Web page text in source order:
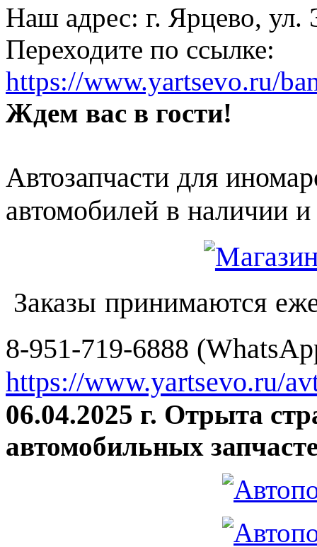
Наш адрес: г. Ярцево, ул.
Переходите по ссылке:
https://www.yartsevo.ru/
Ждем вас в гости!
Автозапчасти для
автомобилей в наличии и
Заказы принимаются
8-951-719-6888
https://www.yartsevo.ru/
06.04.2025 г. Отрыта
автомобильных